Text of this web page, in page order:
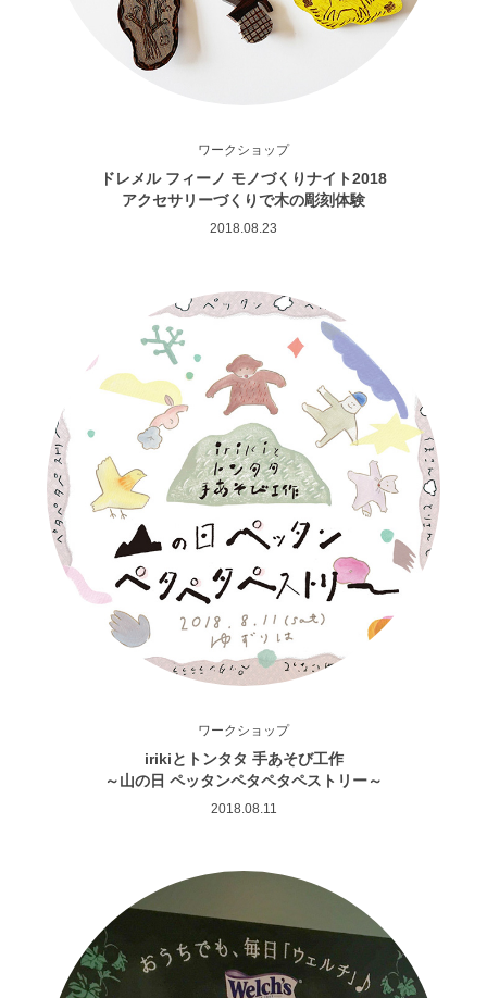
ワークショップ
ドレメル フィーノ モノづくりナイト2018
アクセサリーづくりで木の彫刻体験
2018.08.23
ワークショップ
irikiとトンタタ 手あそび工作
～山の日 ペッタンペタペタペストリー～
2018.08.11